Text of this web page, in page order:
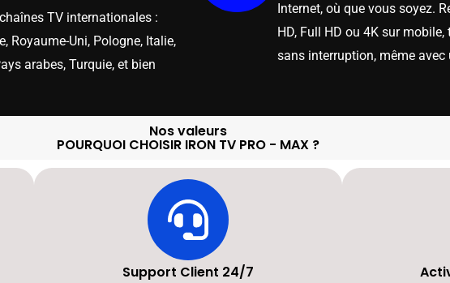
TV internationales :
Royaume-Uni, Pologne, Italie,
arabes, Turquie, et bien
Internet, où que vous soyez.
HD, Full HD ou 4K sur
sans interruption, même avec
Nos valeurs
POURQUOI CHOISIR IRON TV PRO - MAX ?
Support Client 24/7